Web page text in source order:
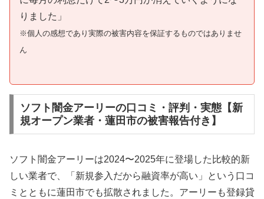
りました」
※個人の感想であり実際の被害内容を保証するものではありませ
ん
ソフト闇金アーリーの口コミ・評判・実態【新
規オープン業者・蓮田市の被害報告付き】
ソフト闇金アーリーは2024〜2025年に登場した比較的新
しい業者で、「新規参入だから融資率が高い」という口コ
ミとともに蓮田市でも拡散されました。アーリーも登録貸